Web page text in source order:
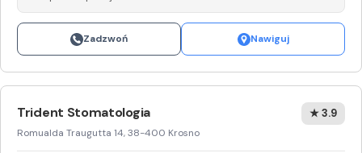
Zadzwoń Nawiguj
Trident Stomatologia
Romualda Traugutta 14, 38-400 Krosno
★ 3.9